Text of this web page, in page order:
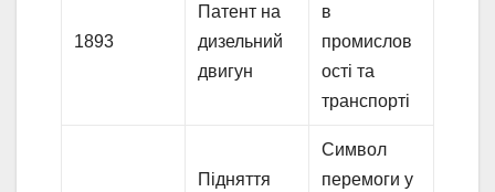
1893
Патент на
дизельний
двигун
в
промислов
ості та
транспорті
Підняття
Символ
перемоги у